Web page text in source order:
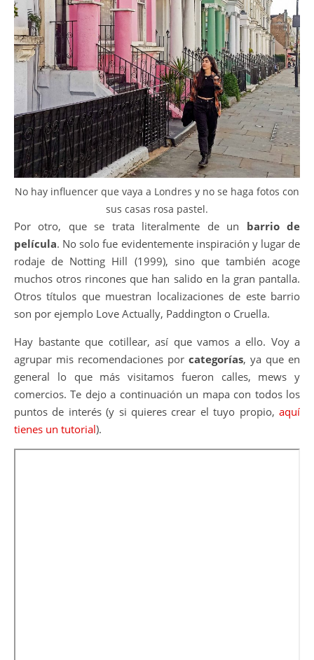
No hay influencer que vaya a Londres y no se haga fotos con
sus casas rosa pastel.
Por otro, que se trata literalmente de un barrio de
película. No solo fue evidentemente inspiración y lugar de
rodaje de Notting Hill (1999), sino que también acoge
muchos otros rincones que han salido en la gran pantalla.
Otros títulos que muestran localizaciones de este barrio
son por ejemplo Love Actually, Paddington o Cruella.
Hay bastante que cotillear, así que vamos a ello. Voy a
agrupar mis recomendaciones por categorías, ya que en
general lo que más visitamos fueron calles, mews y
comercios. Te dejo a continuación un mapa con todos los
puntos de interés (y si quieres crear el tuyo propio, aquí
tienes un tutorial).